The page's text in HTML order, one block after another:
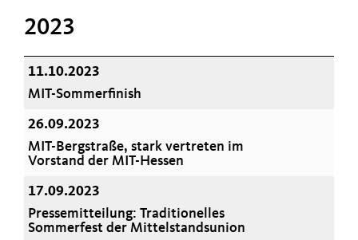
2023
11.10.2023
MIT-Sommerfinish
26.09.2023
MIT-Bergstraße, stark vertreten im
Vorstand der MIT-Hessen
17.09.2023
Pressemitteilung: Traditionelles
Sommerfest der Mittelstandsunion